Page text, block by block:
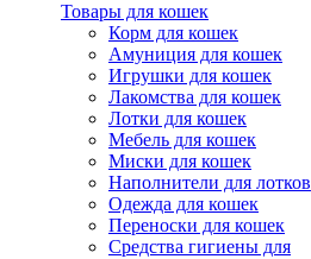
Товары для кошек
Корм для кошек
Амуниция для кошек
Игрушки для кошек
Лакомства для кошек
Лотки для кошек
Мебель для кошек
Миски для кошек
Наполнители для лотков
Одежда для кошек
Переноски для кошек
Средства гигиены для